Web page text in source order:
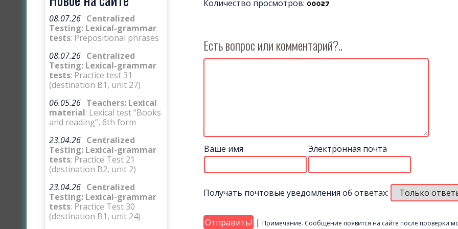
08.07.26 Centralized
Testing: Lexical-grammar
tests: Prepositional phrases
08.07.26 Centralized
Testing: Lexical-grammar
tests: Practice test 31
(destination B1, unit 27)
06.05.26 Teachers: Lexical
material: Lexical test “Books
and reading”, 6th form
23.04.26 Centralized
Testing: Lexical-grammar
tests: Practice Test 21
(destination B2, unit 2)
23.04.26 Centralized
Testing: Lexical-grammar
tests: Practice Test 30
(destination B1, unit 24)
Количество просмотров:
Есть вопрос или комментарий?..
Ваше имя Электронная почта
Получать почтовые уведомления об ответах:
| Примечание. Сообщение появится на сайте после проверки